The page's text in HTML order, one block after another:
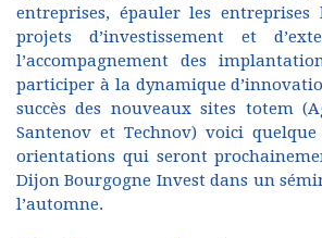
entreprises, épauler les entreprises
projets d’investissement et
l’accompagnement des
participer à la dynamique
succès des nouveaux sites totem
Santenov et Technov) voici quelque
orientations qui seront
Dijon Bourgogne Invest dans un
l’automne.